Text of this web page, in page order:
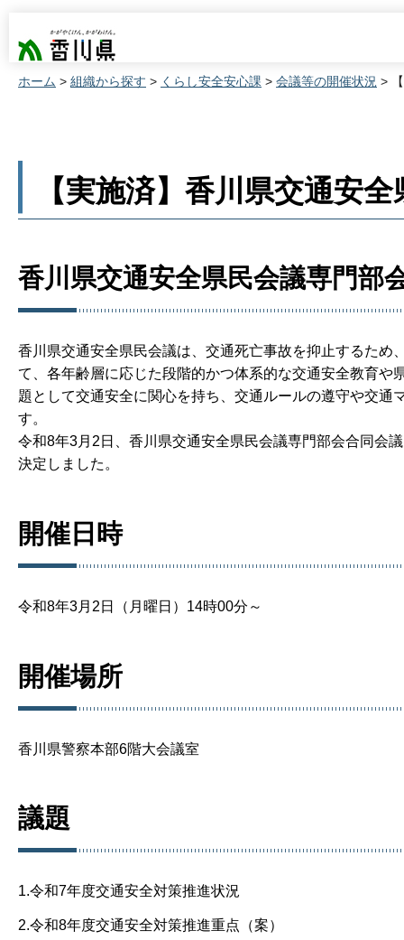
香川県
ホーム > 組織から探す > くらし安全安心課 > 会議等の開催状況 >
【実施済】香川県交通安
香川県交通安全県民会議専門部
香川県交通安全県民会議は、交通死亡事故を抑止するた
て、各年齢層に応じた段階的かつ体系的な交通安全教育
題として交通安全に関心を持ち、交通ルールの遵守や交
す。
令和8年3月2日、香川県交通安全県民会議専門部会合同会
決定しました。
開催日時
令和8年3月2日（月曜日）14時00分～
開催場所
香川県警察本部6階大会議室
議題
1.令和7年度交通安全対策推進状況
2.令和8年度交通安全対策推進重点（案）